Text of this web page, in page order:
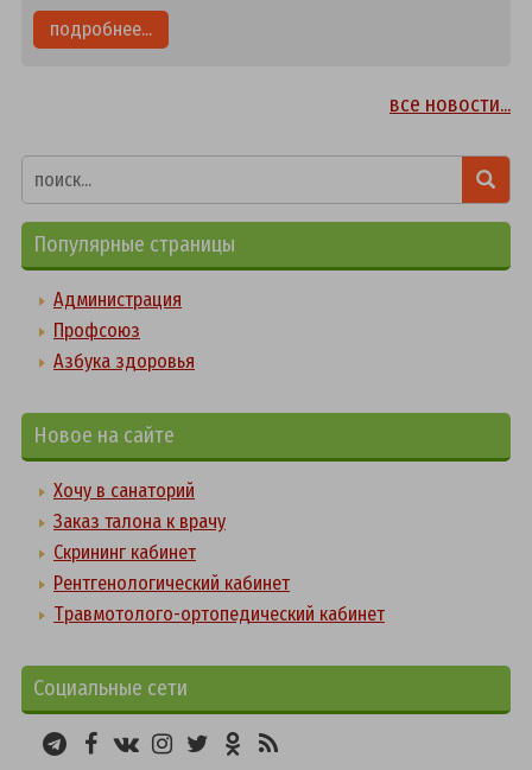
подробнее...
все новости...
Популярные страницы
Администрация
Профсоюз
Азбука здоровья
Новое на сайте
Хочу в санаторий
Заказ талона к врачу
Скрининг кабинет
Рентгенологический кабинет
Травмотолого-ортопедический кабинет
Социальные сети